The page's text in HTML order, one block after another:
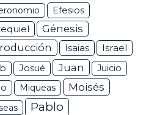
Efesios
Génesis
Isaias Israel
Josué Juan
Juicio
Miqueas Moisés
Pablo